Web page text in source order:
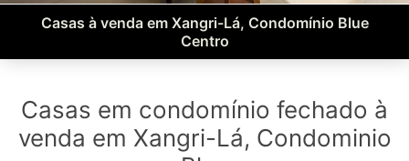
Casas à venda em Xangri-Lá, Condomínio Blue
Centro
Casas em condomínio fechado à
venda em Xangri-Lá, Condominio